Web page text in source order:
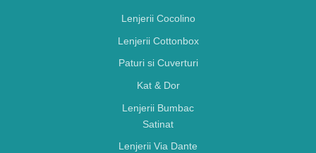
Lenjerii Cocolino
Lenjerii Cottonbox
Paturi si Cuverturi
Kat & Dor
Lenjerii Bumbac
Satinat
Lenjerii Via Dante